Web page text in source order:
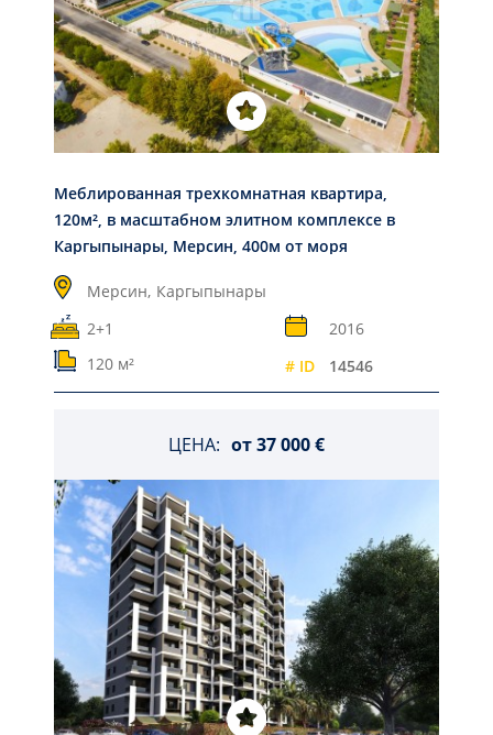
Меблированная трехкомнатная квартира,
120м², в масштабном элитном комплексе в
Каргыпынары, Мерсин, 400м от моря
Мерсин, Каргыпынары
2+1
2016
120 м²
# ID 14546
ЦЕНА: от37 000 €